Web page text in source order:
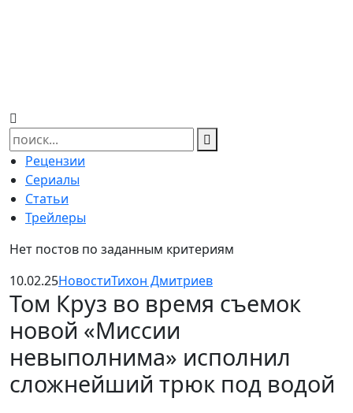
Найти:
Рецензии
Сериалы
Статьи
Трейлеры
Нет постов по заданным критериям
10.02.25НовостиТихон Дмитриев
Том Круз во время съемок
новой «Миссии
невыполнима» исполнил
сложнейший трюк под водой